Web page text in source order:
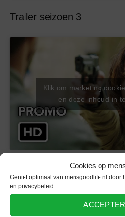
Cookies op
Geniet optimaal van mensgoodlife.nl door
en privacybeleid.
Trailer seizoen 3
Klik om marketing
en deze inhoud in
Trailer seizoen 4